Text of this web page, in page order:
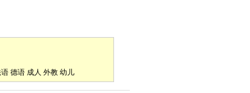
德语 成人 外教 幼儿